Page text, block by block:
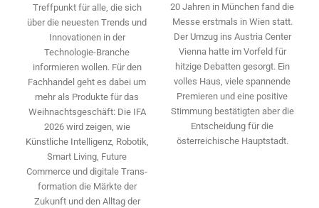
Treffpunkt für alle, die sich
über die neuesten Trends und
Innovationen in der
Technologie-­Branche
informieren wollen. Für den
Fachhandel geht es dabei um
mehr als Produkte für das
Weihnachtsgeschäft: Die IFA
2026 wird ­zeigen, wie
Künstliche Intelligenz, Robotik,
Smart Living, Future
Commerce und digitale Trans­
formation die Märkte der
Zukunft und den Alltag der
20 Jahren in München fand die
Messe erstmals in Wien statt.
Der Umzug ins Austria Center
Vienna hatte im Vorfeld für
hitzige Debatten gesorgt. Ein
volles Haus, viele spannende
Premieren und eine positive
Stimmung bestätigten aber die
Entscheidung für die
österreichische Hauptstadt.